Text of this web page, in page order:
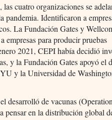
cuatro organizaciones se
pandemia. Identificaron a
La Fundación Gates y
empresas para producir pruebas
2021, CEPI había decidió
y la Fundación Gates apoyó el
y la Universidad de
desarrolló de vacunas
pensar en la distribución global